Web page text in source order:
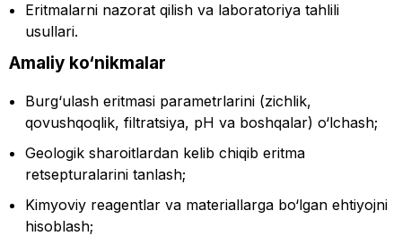
Eritmalarni nazorat qilish va laboratoriya tahlili
usullari.
Amaliy ko‘nikmalar
Burg‘ulash eritmasi parametrlarini (zichlik,
qovushqoqlik, filtratsiya, pH va boshqalar) o‘lchash;
Geologik sharoitlardan kelib chiqib eritma
retsepturalarini tanlash;
Kimyoviy reagentlar va materiallarga bo‘lgan ehtiyojni
hisoblash;